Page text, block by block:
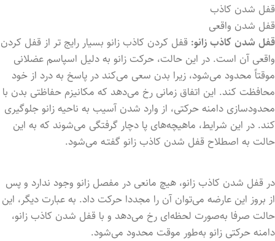
قفل شدن کاذب
قفل شدن واقعی
قفل شدن کاذب زانو: قفل کردن کاذب زانو بسیار رایج تر از قفل کردن
واقعی آن است. در این حالت، حرکت زانو به‌ دلیل اسپاسم عضلانی
موقتاً محدود می‌شود، زیرا بدن سعی می‌کند در پاسخ به درد از خود
محافظت کند. این اتفاق زمانی رخ می‌‌‌دهد که مکانیزم حفاظتی بدن با
محدودسازی دامنه حرکتی، از وارد شدن آسیب به ناحیه زانو جلوگیری
کند. در این شرایط، ماهیچه‌های ‌پا دچار گرفتگی می‌‌‌شوند که به این
حالت به‌ اصطلاح قفل شد‌ن کاذب زانو گفتـه می‌‌‌شود.
در قفل‌ شدن کاذب زانو، هیچ مانعی در مفصل زانو وجود ندارد و پس
از بروز این عارضه می‌‌‌توان آن را مجددا حرکت داد. به‌ عبارت‌ دیگر، این
حالت صرفا به‌صورت لحظه‌ای رخ می‌‌‌دهد و با قفل شدن کاذب زانو،
دامنه حرکتی زانو به‌طور موقت محدود می‌‌‌شود.